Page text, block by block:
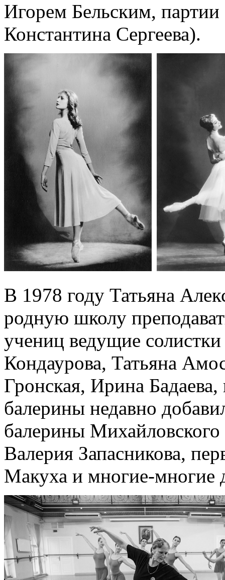
Игорем Бельским,
Константина Сергеева).
В 1978 году Татьяна
родную школу
учениц ведущие
Кондаурова, Татьяна
Гронская, Ирина
балерины недавно
балерины
Валерия Запасникова,
Макуха и многие-многие